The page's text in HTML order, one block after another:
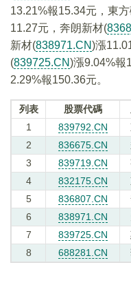
13.21%報15.34元，東
11.27元，奔朗新材(
新材(838971.CN)漲
(839725.CN)漲9.04%報
2.29%報150.36元。
列表 股票代碼
1
839792.CN
2
836675.CN
3
839719.CN
4
832175.CN
5
836807.CN
6
838971.CN
7
839725.CN
8
688281.CN